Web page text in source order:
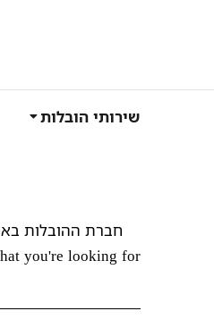
שירותי הובלות
חברת ההובלות
you're looking for.